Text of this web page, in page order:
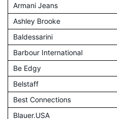
Armani Jeans
Ashley Brooke
Baldessarini
Barbour International
Be Edgy
Belstaff
Best Connections
Blauer.USA